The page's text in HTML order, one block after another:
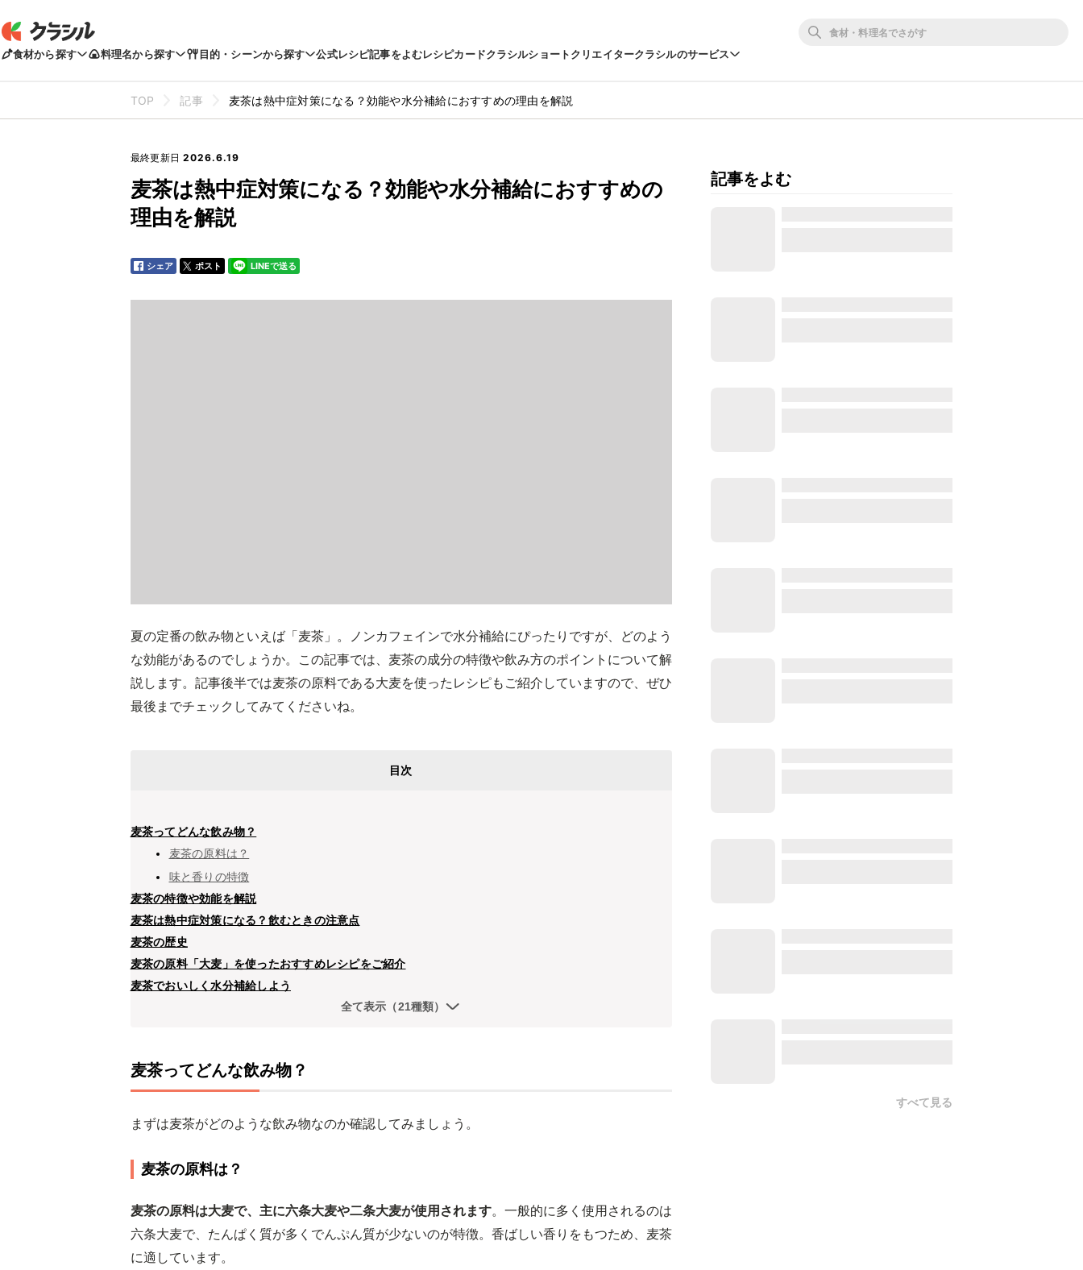
食材から探す 料理名から探す 目的・シーンから探す 公式レシピ記事をよむレシピカードクラシルショートクリエイタークラシルのサービス
TOP 記事 麦茶は熱中症対策になる？効能や水分補給におすすめの理由を解説
最終更新日 2026.6.19
麦茶は熱中症対策になる？効能や水分補給におすすめの
理由を解説
シェア ポスト LINEで送る
夏の定番の飲み物といえば「麦茶」。ノンカフェインで水分補給にぴったりですが、どのよう
な効能があるのでしょうか。この記事では、麦茶の成分の特徴や飲み方のポイントについて解
説します。記事後半では麦茶の原料である大麦を使ったレシピもご紹介していますので、ぜひ
最後までチェックしてみてくださいね。
目次
麦茶ってどんな飲み物？
麦茶の原料は？
味と香りの特徴
麦茶の特徴や効能を解説
麦茶は熱中症対策になる？飲むときの注意点
麦茶の歴史
麦茶の原料「大麦」を使ったおすすめレシピをご紹介
麦茶でおいしく水分補給しよう
全て表示（21種類）
麦茶ってどんな飲み物？
まずは麦茶がどのような飲み物なのか確認してみましょう。
麦茶の原料は？
麦茶の原料は大麦で、主に六条大麦や二条大麦が使用されます。一般的に多く使用されるのは
六条大麦で、たんぱく質が多くでんぷん質が少ないのが特徴。香ばしい香りをもつため、麦茶
に適しています。
記事をよむ
すべて見る